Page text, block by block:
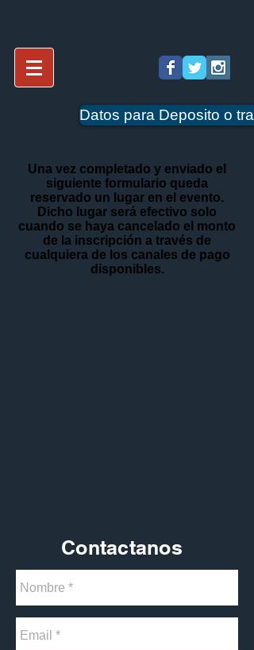
Datos para Deposito o
Una vez completado y enviado el
siguiente formulario queda
reservado un lugar en el evento.
Dicho lugar será efectivo solo
cuando se haya cancelado el monto
de la inscripción a través de
cualquiera de los canales de pago
disponibles.
Contactanos